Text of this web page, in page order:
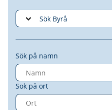
Sök på namn
Sök på ort